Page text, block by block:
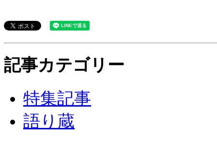
記事カテゴリー
特集記事
語り蔵